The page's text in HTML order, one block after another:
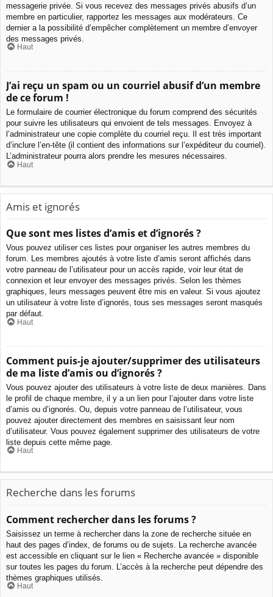
messagerie privée. Si vous recevez des messages privés abusifs d’un
membre en particulier, rapportez les messages aux modérateurs. Ce
dernier a la possibilité d’empêcher complètement un membre d’envoyer
des messages privés.
Haut
J’ai reçu un spam ou un courriel abusif d’un membre
de ce forum !
Le formulaire de courrier électronique du forum comprend des sécurités
pour suivre les utilisateurs qui envoient de tels messages. Envoyez à
l’administrateur une copie complète du courriel reçu. Il est très important
d’inclure l’en-tête (il contient des informations sur l’expéditeur du courriel).
L’administrateur pourra alors prendre les mesures nécessaires.
Haut
Amis et ignorés
Que sont mes listes d’amis et d’ignorés ?
Vous pouvez utiliser ces listes pour organiser les autres membres du
forum. Les membres ajoutés à votre liste d’amis seront affichés dans
votre panneau de l’utilisateur pour un accès rapide, voir leur état de
connexion et leur envoyer des messages privés. Selon les thèmes
graphiques, leurs messages peuvent être mis en valeur. Si vous ajoutez
un utilisateur à votre liste d’ignorés, tous ses messages seront masqués
par défaut.
Haut
Comment puis-je ajouter/supprimer des utilisateurs
de ma liste d’amis ou d’ignorés ?
Vous pouvez ajouter des utilisateurs à votre liste de deux manières. Dans
le profil de chaque membre, il y a un lien pour l’ajouter dans votre liste
d’amis ou d’ignorés. Ou, depuis votre panneau de l’utilisateur, vous
pouvez ajouter directement des membres en saisissant leur nom
d’utilisateur. Vous pouvez également supprimer des utilisateurs de votre
liste depuis cette même page.
Haut
Recherche dans les forums
Comment rechercher dans les forums ?
Saisissez un terme à rechercher dans la zone de recherche située en
haut des pages d’index, de forums ou de sujets. La recherche avancée
est accessible en cliquant sur le lien « Recherche avancée » disponible
sur toutes les pages du forum. L’accès à la recherche peut dépendre des
thèmes graphiques utilisés.
Haut